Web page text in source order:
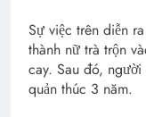
Sự việc trên diễn
thành nữ trà trộn
cay. Sau đó,
quản thúc 3 năm.